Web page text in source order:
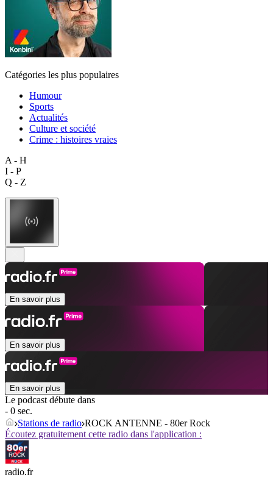
Catégories les plus populaires
Humour
Sports
Actualités
Culture et société
Crime : histoires vraies
A - H
I - P
Q - Z
En savoir plus
En savoir plus
En savoir plus
Le podcast débute dans
- 0 sec.
Stations de radio ROCK ANTENNE - 80er Rock
Écoutez gratuitement cette radio dans l'application :
radio.fr